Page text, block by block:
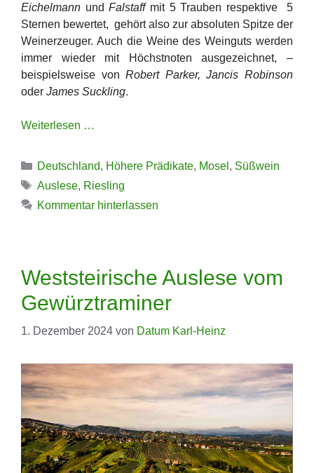
Eichelmann undFalstaffmit 5 Trauben respektive
5
Sternen bewertet, gehört also zur absoluten Spitze der
Weinerzeuger. Auch die Weine des Weinguts werden
immer wieder mit Höchstnoten ausgezeichnet, –
beispielsweise vonRobert Parker, Jancis Robinson
oder James Suckling.
Weiterlesen …
Kategorien
Deutschland, Höhere Prädikate, Mosel , Süßwein
Schlagwörter
Auslese, Riesling
Kommentar hinterlassen
Weststeirische Auslese vom
Gewürztraminer
1. Dezember 2024 von Datum Karl-Heinz